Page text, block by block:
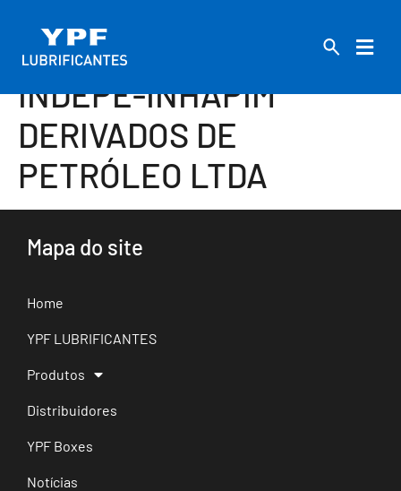
INDEPE-INHAPIM
DERIVADOS DE
PETRÓLEO LTDA
Mapa do site
Home
YPF LUBRIFICANTES
Produtos
Distribuidores
YPF Boxes
Notícias